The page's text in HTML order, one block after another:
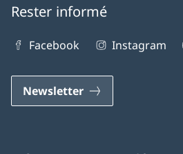
Rester informé
Facebook Instagram
Newsletter